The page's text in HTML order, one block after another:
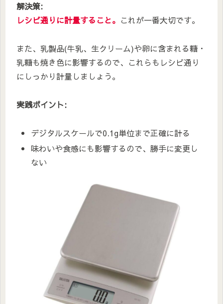
解決策:
レシピ通りに計量すること。 これが一番大切です。
また、乳製品(牛乳、生クリーム)や卵に含まれる糖・
乳糖も焼き色に影響するので、これらもレシピ通り
にしっかり計量しましょう。
実践ポイント:
デジタルスケールで0.1g単位まで正確に計る
味わいや食感にも影響するので、勝手に変更し
ない